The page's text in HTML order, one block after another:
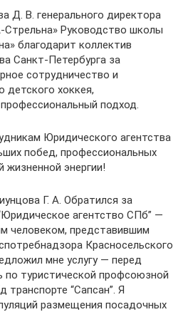
Д. В. генерального директора
Руководство школы
благодарит коллектив
Санкт-Петербурга за
сотрудничество и
детского хоккея,
подход.
Юридического агентства
побед, профессиональных
жизненной энергии!
Г. А. Обратился за
агентство СПб” —
человеком, представившим
Красносельского
мне услугу — перед
туристической профсоюзной
транспорте “Сапсан”. Я
размещения посадочных